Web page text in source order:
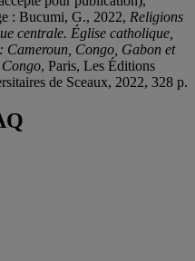
: Bucumi, G., 2022, Religions
centrale. Église catholique,
Cameroun, Congo, Gabon et
, Paris, Les Éditions
de Sceaux, 2022, 328 p.